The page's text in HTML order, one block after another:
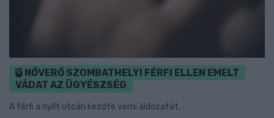
NŐVERŐ SZOMBATHELYI FÉRFI ELLEN EMELT
VÁDAT AZ ÜGYÉSZSÉG
A férfi a nyílt utcán kezdte verni áldozatát.